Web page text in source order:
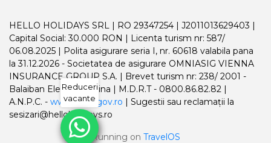
HELLO HOLIDAYS SRL | RO 29347254 | J2011013629403 |
Capital Social: 30.000 RON | Licenta turism nr: 587/
06.08.2025 | Polita asigurare seria I, nr. 60618 valabila pana
la 31.12.2026 - Societatea de asigurare OMNIASIG VIENNA
INSURANCE GROUP S.A. | Brevet turism nr: 238/ 2001 -
Balaiban Elena Madalina | M.D.R.T - 0800.86.82.82 |
A.N.P.C. - www.anpc.gov.ro | Sugestii sau reclamații la
sesizari@helloholidays.ro
Running on TravelOS
Reduceri
vacante